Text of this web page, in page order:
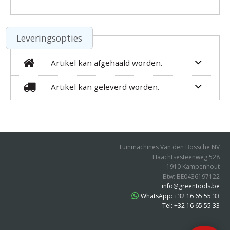
Leveringsopties
Artikel kan afgehaald worden.
Artikel kan geleverd worden.
Tuinmachines Van den Bossche NV
Haachtsesteenweg 528
1910 Kampenhout
Btw: BE0436197122
info@greentools.be
WhatsApp: +32 16 65 55 33
Tel: +32 16 65 55 33